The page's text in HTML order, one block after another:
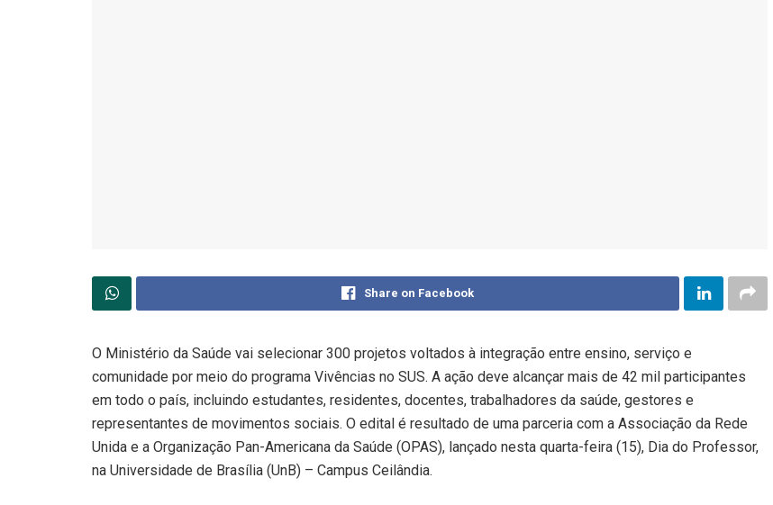
Share on Facebook
O Ministério da Saúde vai selecionar 300 projetos voltados à integração entre ensino, serviço e
comunidade por meio do programa Vivências no SUS. A ação deve alcançar mais de 42 mil participantes
em todo o país, incluindo estudantes, residentes, docentes, trabalhadores da saúde, gestores e
representantes de movimentos sociais. O edital é resultado de uma parceria com a Associação da Rede
Unida e a Organização Pan-Americana da Saúde (OPAS), lançado nesta quarta-feira (15), Dia do Professor,
na Universidade de Brasília (UnB) – Campus Ceilândia.